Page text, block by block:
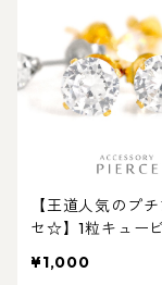
【王道人気のプ
セ☆】1粒キュー
ス。キャンペーン
¥1,000